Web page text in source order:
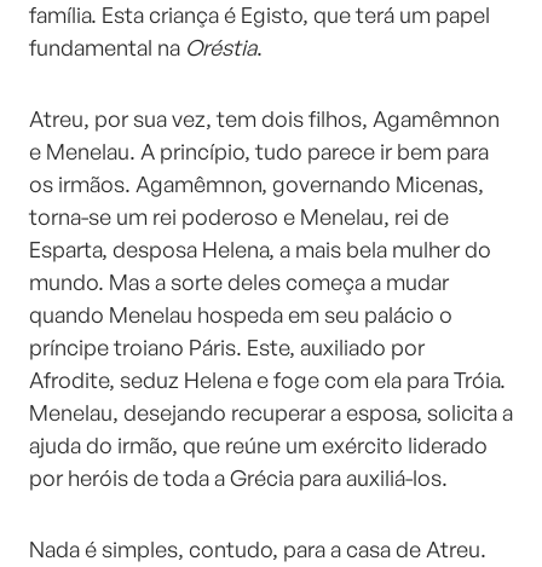
família. Esta criança é Egisto, que terá um papel
fundamental na Oréstia.
Atreu, por sua vez, tem dois filhos, Agamêmnon
e Menelau. A princípio, tudo parece ir bem para
os irmãos. Agamêmnon, governando Micenas,
torna-se um rei poderoso e Menelau, rei de
Esparta, desposa Helena, a mais bela mulher do
mundo. Mas a sorte deles começa a mudar
quando Menelau hospeda em seu palácio o
príncipe troiano Páris. Este, auxiliado por
Afrodite, seduz Helena e foge com ela para Tróia.
Menelau, desejando recuperar a esposa, solicita a
ajuda do irmão, que reúne um exército liderado
por heróis de toda a Grécia para auxiliá-los.
Nada é simples, contudo, para a casa de Atreu.